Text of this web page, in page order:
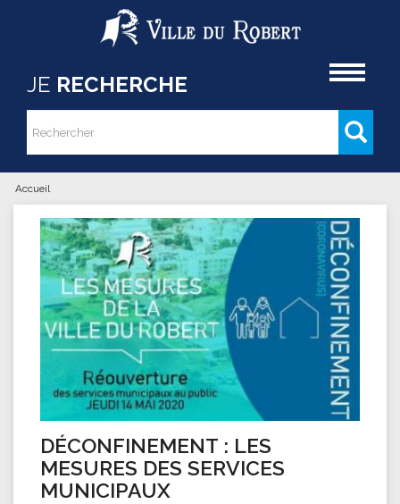
Aller au contenu principal
JE RECHERCHE
Formulaire de recherche
Rechercher
Vous êtes ici
Accueil
DÉCONFINEMENT : LES
MESURES DES SERVICES
MUNICIPAUX